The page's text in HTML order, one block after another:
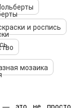
— это не просто
и роспись
мозаика